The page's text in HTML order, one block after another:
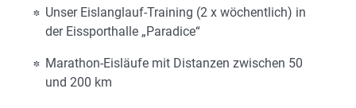
Unser Eislanglauf-Training (2 x wöchentlich) in
der Eissporthalle „Paradice“
Marathon-Eisläufe mit Distanzen zwischen 50
und 200 km